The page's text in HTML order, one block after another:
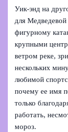
Уик-энд на
для
фигурному
крупными
ветром реке,
нескольких
любимой
почему ее имя
только
работать,
мороз.